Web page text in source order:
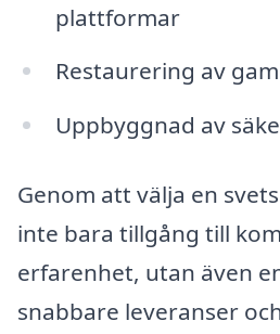
plattformar
Restaurering av
Uppbyggnad av
Genom att välja en
inte bara tillgång till
erfarenhet, utan även
snabbare leveranser